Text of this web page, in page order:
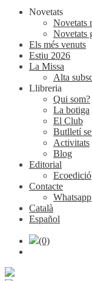
Novetats
Novetats
Novetats
Els més venuts
Estiu 2026
La Missa
Alta
Llibreria
Qui som?
La botiga
El Club
Butlletí
Activitats
Blog
Editorial
Ecoedició
Contacte
Whatsapp
Català
Español
(0)